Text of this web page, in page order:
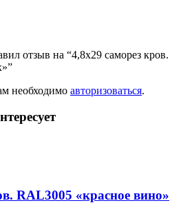
отзыв на “4,8х29 саморез кров.
необходимо авторизоваться.
RAL3005 «красное вино»